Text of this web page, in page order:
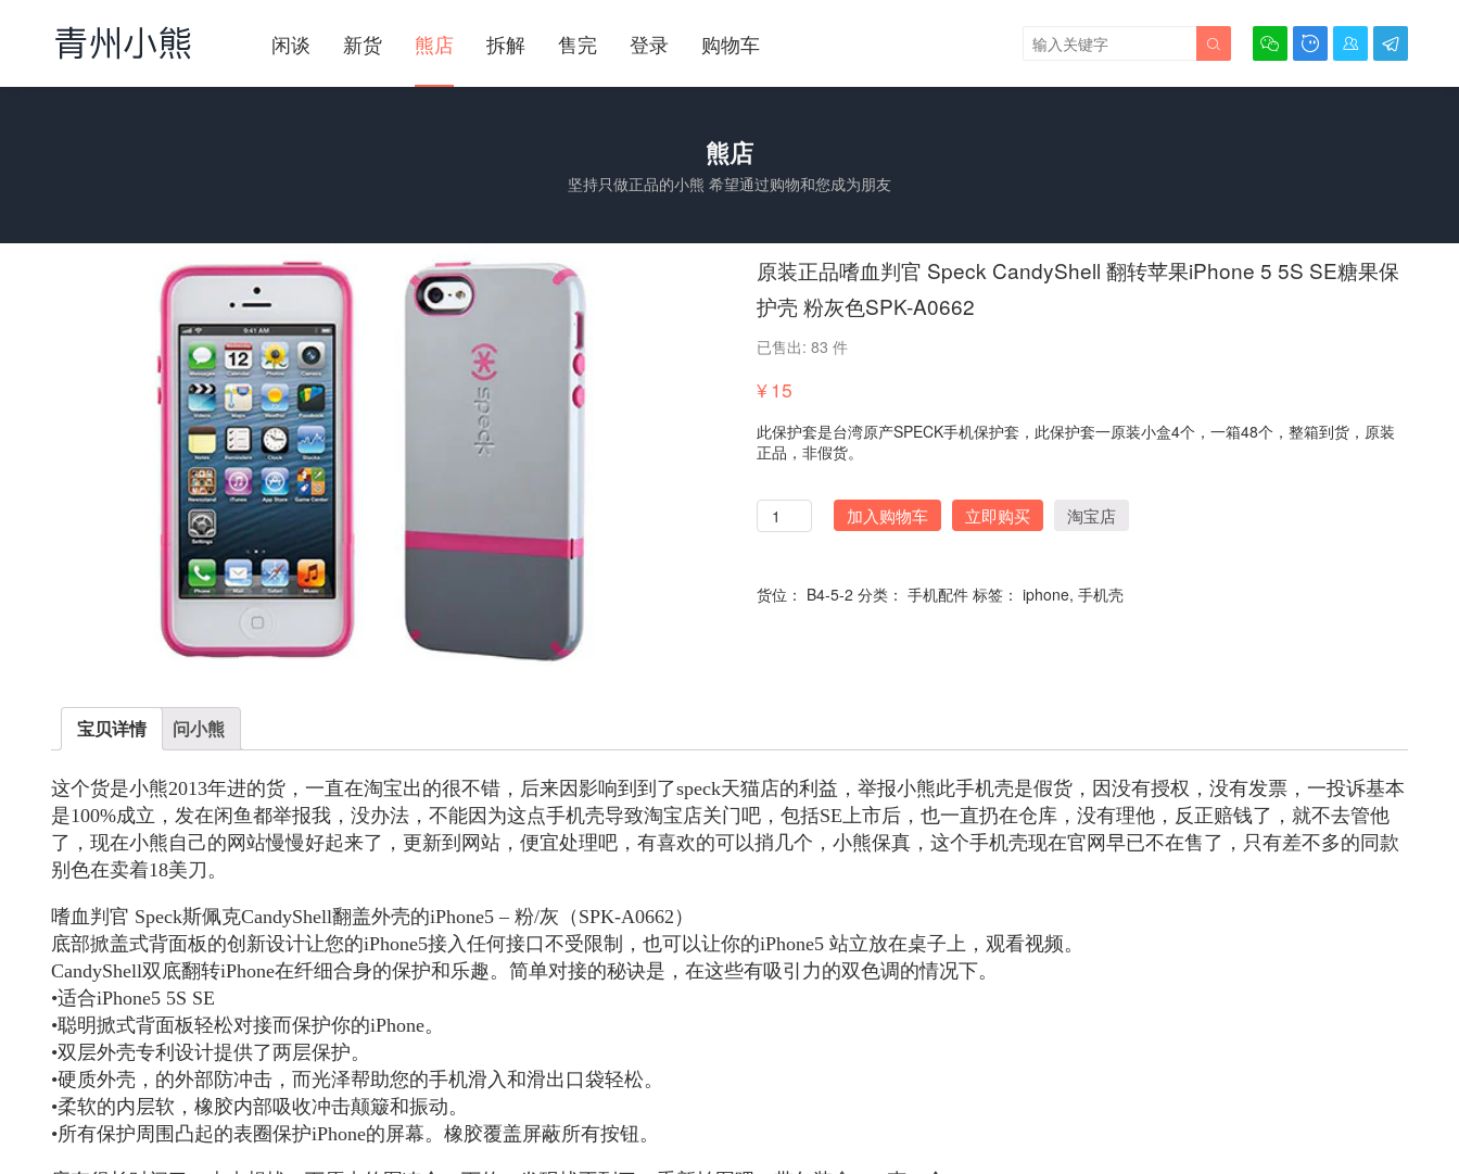
闲谈 新货 熊店 拆解 售完 登录 购物车    

熊店
坚持只做正品的小熊 希望通过购物和您成为朋友
原装正品嗜血判官 Speck CandyShell 翻转苹果iPhone 5 5S SE糖果保
护壳 粉灰色SPK-A0662
已售出: 83 件
¥15
此保护套是台湾原产SPECK手机保护套，此保护套一原装小盒4个，一箱48个，整箱到货，原装
正品，非假货。
量
加入购物车 立即购买 淘宝店
货位： B4-5-2 分类： 手机配件 标签： iphone, 手机壳
宝贝详情 问小熊
这个货是小熊2013年进的货，一直在淘宝出的很不错，后来因影响到到了speck天猫店的利益，举报小熊此手机壳是假货，因没有授权，没有发票，一投诉基本
是100%成立，发在闲鱼都举报我，没办法，不能因为这点手机壳导致淘宝店关门吧，包括SE上市后，也一直扔在仓库，没有理他，反正赔钱了，就不去管他
了，现在小熊自己的网站慢慢好起来了，更新到网站，便宜处理吧，有喜欢的可以捎几个，小熊保真，这个手机壳现在官网早已不在售了，只有差不多的同款
别色在卖着18美刀。
嗜血判官 Speck斯佩克CandyShell翻盖外壳的iPhone5 – 粉/灰（SPK-A0662）
底部掀盖式背面板的创新设计让您的iPhone5接入任何接口不受限制，也可以让你的iPhone5 站立放在桌子上，观看视频。
CandyShell双底翻转iPhone在纤细合身的保护和乐趣。简单对接的秘诀是，在这些有吸引力的双色调的情况下。
•适合iPhone5 5S SE
•聪明掀式背面板轻松对接而保护你的iPhone。
•双层外壳专利设计提供了两层保护。
•硬质外壳，的外部防冲击，而光泽帮助您的手机滑入和滑出口袋轻松。
•柔软的内层软，橡胶内部吸收冲击颠簸和振动。
•所有保护周围凸起的表圈保护iPhone的屏幕。橡胶覆盖屏蔽所有按钮。